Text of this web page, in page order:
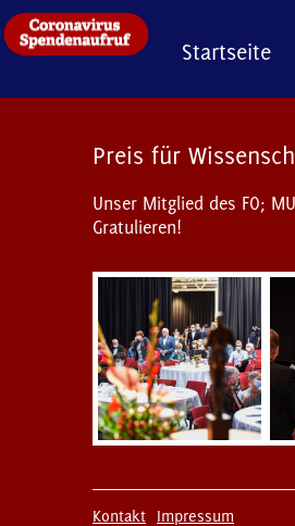
Startseite
Preis für
Unser Mitglied des FO;
Gratulieren!
Kontakt Impressum